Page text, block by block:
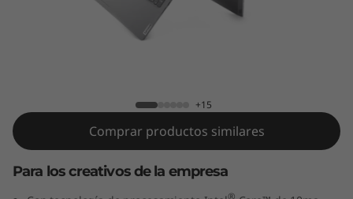
+15
Comprar productos similares
Para los creativos de la empresa
®